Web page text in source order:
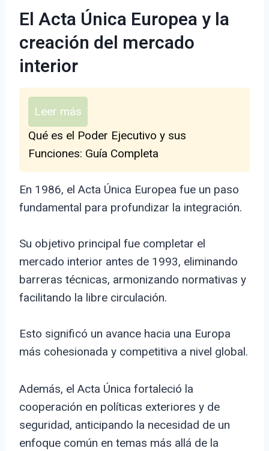
El Acta Única Europea y la
creación del mercado
interior
Leer más
Qué es el Poder Ejecutivo y sus
Funciones: Guía Completa
En 1986, el Acta Única Europea fue un paso
fundamental para profundizar la integración.
Su objetivo principal fue completar el
mercado interior antes de 1993, eliminando
barreras técnicas, armonizando normativas y
facilitando la libre circulación.
Esto significó un avance hacia una Europa
más cohesionada y competitiva a nivel global.
Además, el Acta Única fortaleció la
cooperación en políticas exteriores y de
seguridad, anticipando la necesidad de un
enfoque común en temas más allá de la